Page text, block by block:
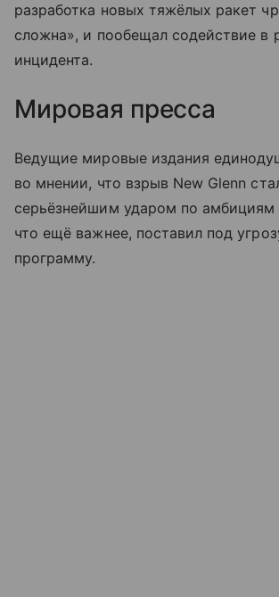
разработка новых тяжёлых ракет
сложна», и пообещал содействие в
инцидента.
Мировая пресса
Ведущие мировые издания
во мнении, что взрыв New Glenn
серьёзнейшим ударом по амбициям
что ещё важнее, поставил под
программу.